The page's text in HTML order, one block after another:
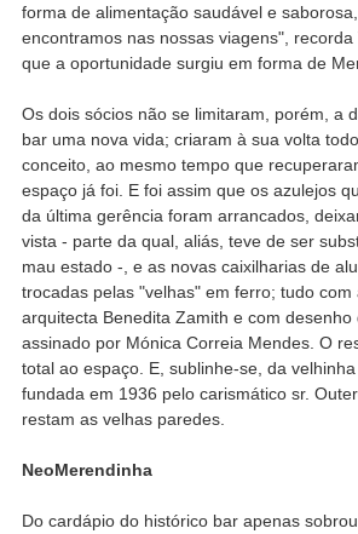
forma de alimentação saudável e
encontramos nas nossas viagens",
que a oportunidade surgiu em forma de
Os dois sócios não se limitaram, porém, a
bar uma nova vida; criaram à sua volta
conceito, ao mesmo tempo que
espaço já foi. E foi assim que os azulejos
da última gerência foram arrancados,
vista - parte da qual, aliás, teve de ser
mau estado -, e as novas caixilharias de
trocadas pelas "velhas" em ferro; tudo com
arquitecta Benedita Zamith e com desenho
assinado por Mónica Correia Mendes. O
total ao espaço. E, sublinhe-se, da velhinha
fundada em 1936 pelo carismático sr.
restam as velhas paredes.
NeoMerendinha
Do cardápio do histórico bar apenas